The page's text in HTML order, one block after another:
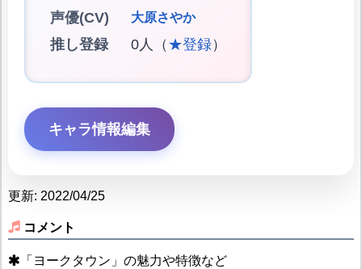
声優(CV)
大原さやか
推し登録 0人（ ★登録）
キャラ情報編集
更新: 2022/04/25
コメント
「ヨークタウン」の魅力や特徴など